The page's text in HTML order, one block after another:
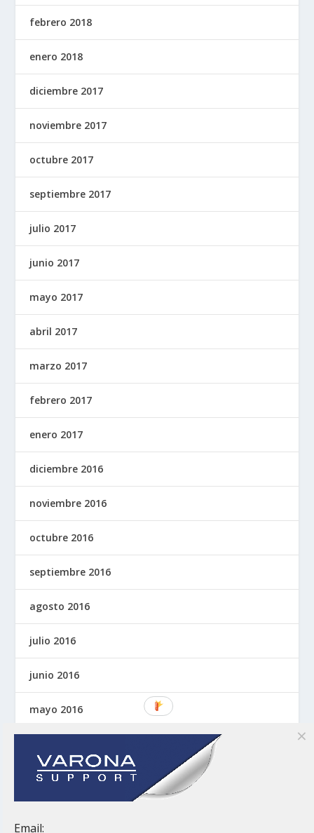
febrero 2018
enero 2018
diciembre 2017
noviembre 2017
octubre 2017
septiembre 2017
julio 2017
junio 2017
mayo 2017
abril 2017
marzo 2017
febrero 2017
enero 2017
diciembre 2016
noviembre 2016
octubre 2016
septiembre 2016
agosto 2016
julio 2016
junio 2016
mayo 2016
marzo 2016
Email: